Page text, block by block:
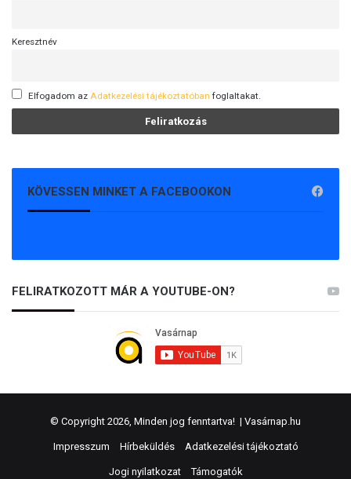
Keresztnév
Elfogadom az Adatkezelési tájékoztatóban foglaltakat.
KÖVESSEN MINKET A FACEBOOKON
FELIRATKOZOTT MÁR A YOUTUBE-ON?
© Copyright 2026, Minden jog fenntartva! | Vasárnap.hu
Impresszum Hírbeküldés Adatkezelési tájékoztató
Jogi nyilatkozat Támogatók